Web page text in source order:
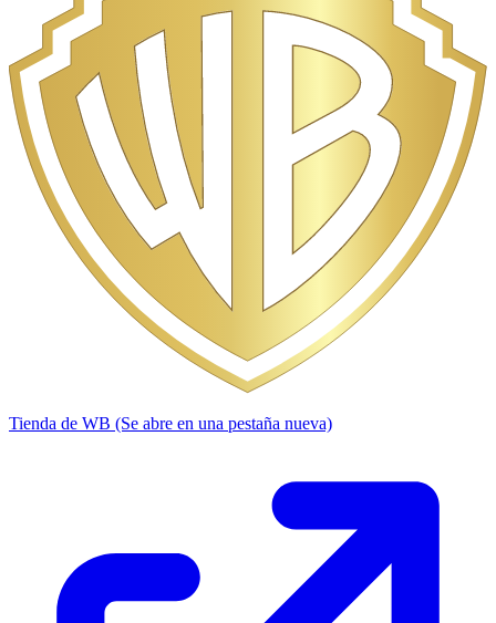
Tienda de WB (Se abre en una pestaña nueva)